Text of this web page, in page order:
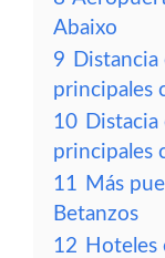
Abaixo
9
principales
10
principales
11 Más
Betanzos
12 Hoteles